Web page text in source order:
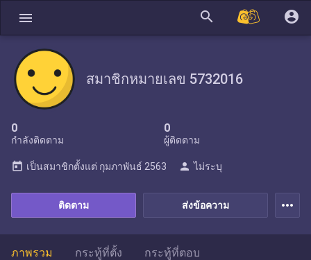
menu search account_circle
สมาชิกหมายเลข 5732016
0
กำลังติดตาม
0
ผู้ติดตาม
ส่งข้อความ
ติดตาม
today เป็นสมาชิกตั้งแต่ กุมภาพันธ์ 2563 person ไม่ระบุ
more_horiz
ภาพรวม กระทู้ที่ตั้ง กระทู้ที่ตอบ